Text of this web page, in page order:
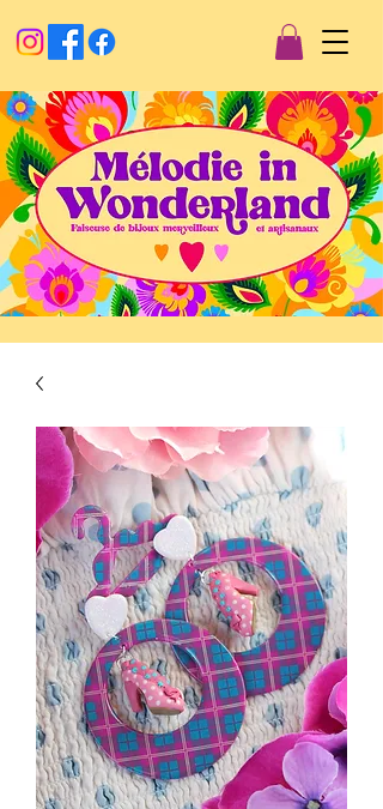
Créations artisanales
Faiseusede bijoux merveilleux
Mélodie in wonderland